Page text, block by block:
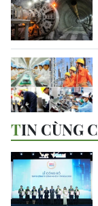
TIN CÙNG